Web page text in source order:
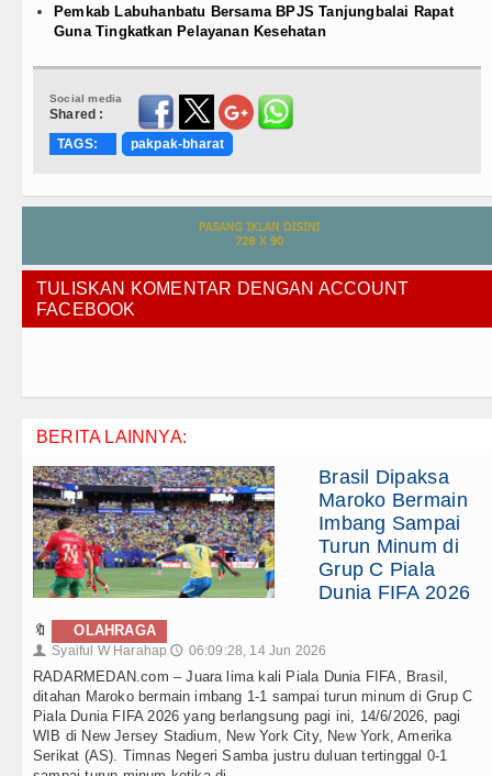
Pemkab Labuhanbatu Bersama BPJS Tanjungbalai Rapat
Guna Tingkatkan Pelayanan Kesehatan
Social media
Shared :
TAGS:
pakpak-bharat
TULISKAN KOMENTAR DENGAN ACCOUNT
FACEBOOK
BERITA LAINNYA:
Brasil Dipaksa
Maroko Bermain
Imbang Sampai
Turun Minum di
Grup C Piala
Dunia FIFA 2026
🔖 OLAHRAGA
👤 Syaiful W Harahap 🕔 06:09:28, 14 Jun 2026
RADARMEDAN.com – Juara lima kali Piala Dunia FIFA, Brasil,
ditahan Maroko bermain imbang 1-1 sampai turun minum di Grup C
Piala Dunia FIFA 2026 yang berlangsung pagi ini, 14/6/2026, pagi
WIB di New Jersey Stadium, New York City, New York, Amerika
Serikat (AS). Timnas Negeri Samba justru duluan tertinggal 0-1